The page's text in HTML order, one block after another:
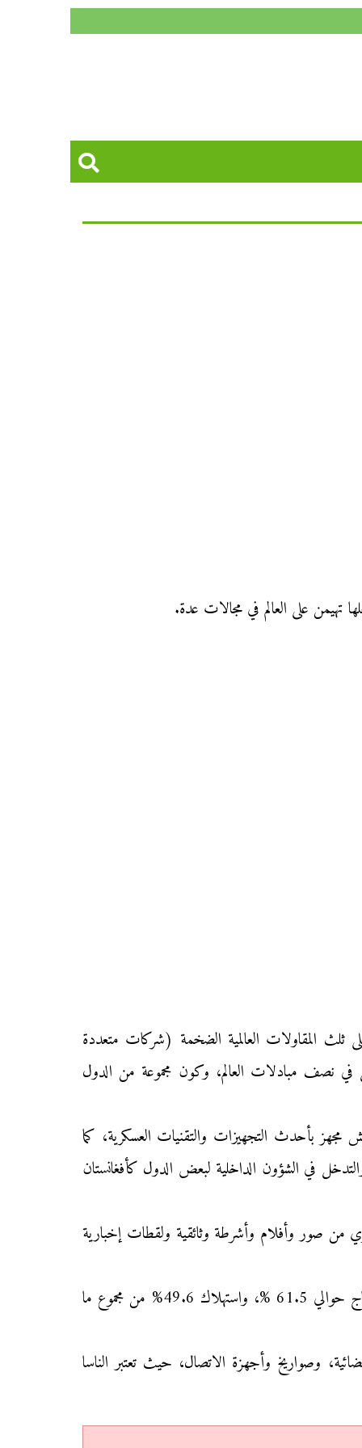
تهيمن على العالم في مجالات عدة.
ثلث المقاولات العالمية الضخمة (شركات متعددة
في نصف مبادلات العالم، وكون مجموعة من الدول
مجهز بأحدث التجهيزات والتقنيات العسكرية، كما
في الشؤون الداخلية لبعض الدول كأفغانستان
75% من حيث الإنتاج الثقافي السمعي البصري من صور وأفلام وأشرطة وثائقية ولقطات إخبارية
المجال المعلوماتي: تحتل الولايات المتحدة الأمريكية الصدارة من حيث إنتاج واستهلاك المعلوميات في العالم، وذلك بإنتاج حوالي 61.5 %، واستهلاك 49.6% من مجموع ما
وصواريخ وأجهزة الاتصال، حيث تعتبر الناسا